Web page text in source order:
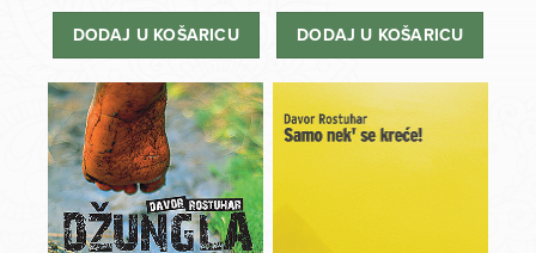
DODAJ U KOŠARICU
bila
cijena
DODAJ U KOŠARICU